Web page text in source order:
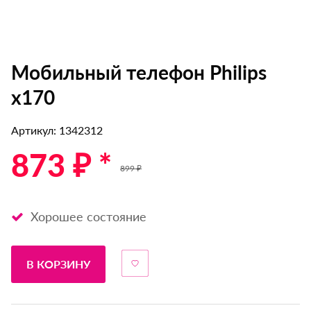
Мобильный телефон Philips
х170
Артикул: 1342312
873 ₽ * 899 ₽
Хорошее состояние
В КОРЗИНУ